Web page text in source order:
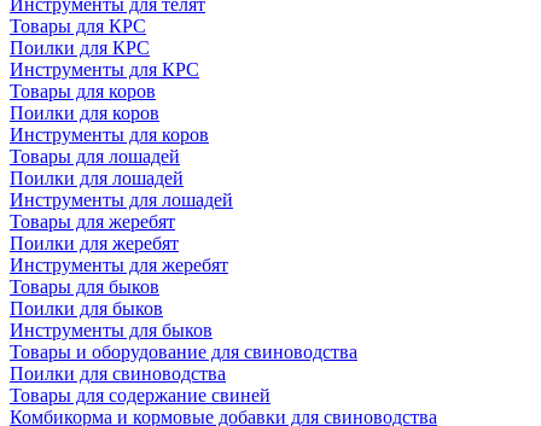
Инструменты для телят
Товары для КРС
Поилки для КРС
Инструменты для КРС
Товары для коров
Поилки для коров
Инструменты для коров
Товары для лошадей
Поилки для лошадей
Инструменты для лошадей
Товары для жеребят
Поилки для жеребят
Инструменты для жеребят
Товары для быков
Поилки для быков
Инструменты для быков
Товары и оборудование для свиноводства
Поилки для свиноводства
Товары для содержание свиней
Комбикорма и кормовые добавки для свиноводства